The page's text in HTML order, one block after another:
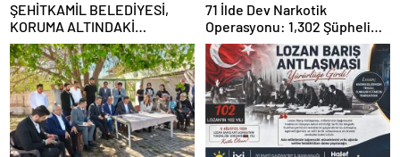
ŞEHİTKAMİL BELEDİYESİ,
KORUMA ALTINDAKİ
ÇOCUKLARI SPORLA
BULUŞTURUYOR
71 İlde Dev Narkotik
Operasyonu: 1,302 Şüpheli
Yakalandı, 844 Tutuklama